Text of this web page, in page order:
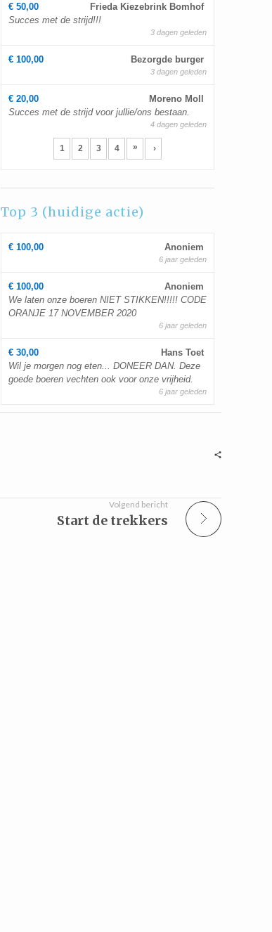
Frieda Kiezebrink Bomhof
€ 50,00
Succes met de strijd!!!
3 dagen geleden
Bezorgde burger
€ 100,00
3 dagen geleden
Moreno Moll
€ 20,00
Succes met de strijd voor jullie/ons bestaan.
4 dagen geleden
1 2 3 4 » ›
Top 3 (huidige actie)
Anoniem
€ 100,00
6 jaar geleden
Anoniem
€ 100,00
We laten onze boeren NIET STIKKEN!!!!! CODE
ORANJE 17 NOVEMBER 2020
6 jaar geleden
Hans Toet
€ 30,00
Wil je morgen nog eten... DONEER DAN. Deze
goede boeren vechten ook voor onze vrijheid.
6 jaar geleden
Volgend bericht
Start de trekkers